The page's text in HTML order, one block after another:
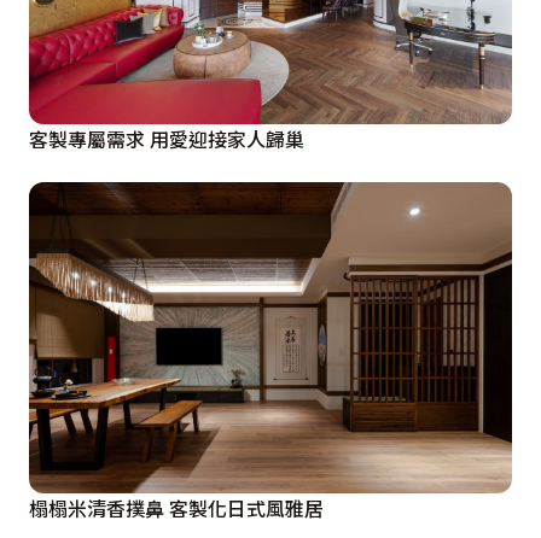
客製專屬需求 用愛迎接家人歸巢
榻榻米清香撲鼻 客製化日式風雅居